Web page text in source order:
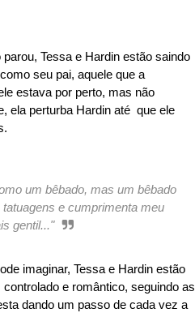
Tessa e Hardin estão saindo
seu pai, aquele que a
estava por perto, mas não
ela perturba Hardin até que ele
um bêbado, mas um bêbado
e cumprimenta meu
gentil..."
imaginar, Tessa e Hardin estão
e romântico, seguindo as
dando um passo de cada vez a